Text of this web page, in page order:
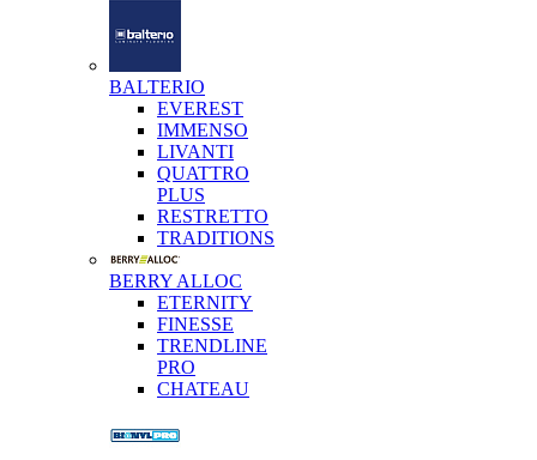
BALTERIO
EVEREST
IMMENSO
LIVANTI
QUATTRO
PLUS
RESTRETTO
TRADITIONS
BERRY ALLOC
ETERNITY
FINESSE
TRENDLINE
PRO
CHATEAU